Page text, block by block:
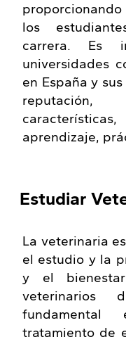
los
carrera. Es
universidades
en España y
aprendizaje,
Estudiar
La veterinaria
el estudio y la
y el
veterinarios
tratamiento de